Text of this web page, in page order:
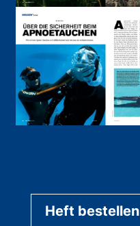
Heft bestellen